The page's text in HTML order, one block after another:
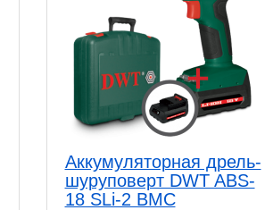
Аккумуляторная дрель-
шуруповерт DWT ABS-
18 SLi-2 BMC